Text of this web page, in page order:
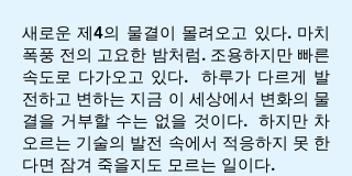
새로운 제4의 물결이 몰려오고 있다. 마치
폭풍 전의 고요한 밤처럼. 조용하지만 빠른
속도로 다가오고 있다. 하루가 다르게 발
전하고 변하는 지금 이 세상에서 변화의 물
결을 거부할 수는 없을 것이다. 하지만 차
오르는 기술의 발전 속에서 적응하지 못 한
다면 잠겨 죽을지도 모르는 일이다.